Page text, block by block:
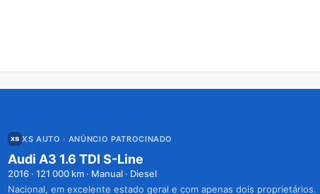
XS AUTO · ANÚNCIO PATROCINADO
Audi A3 1.6 TDI S-Line
2016 · 121 000 km · Manual · Diesel
Nacional, em excelente estado geral e com apenas dois proprietários.